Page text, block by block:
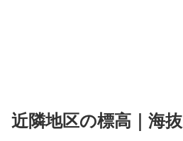
近隣地区の標高｜海抜